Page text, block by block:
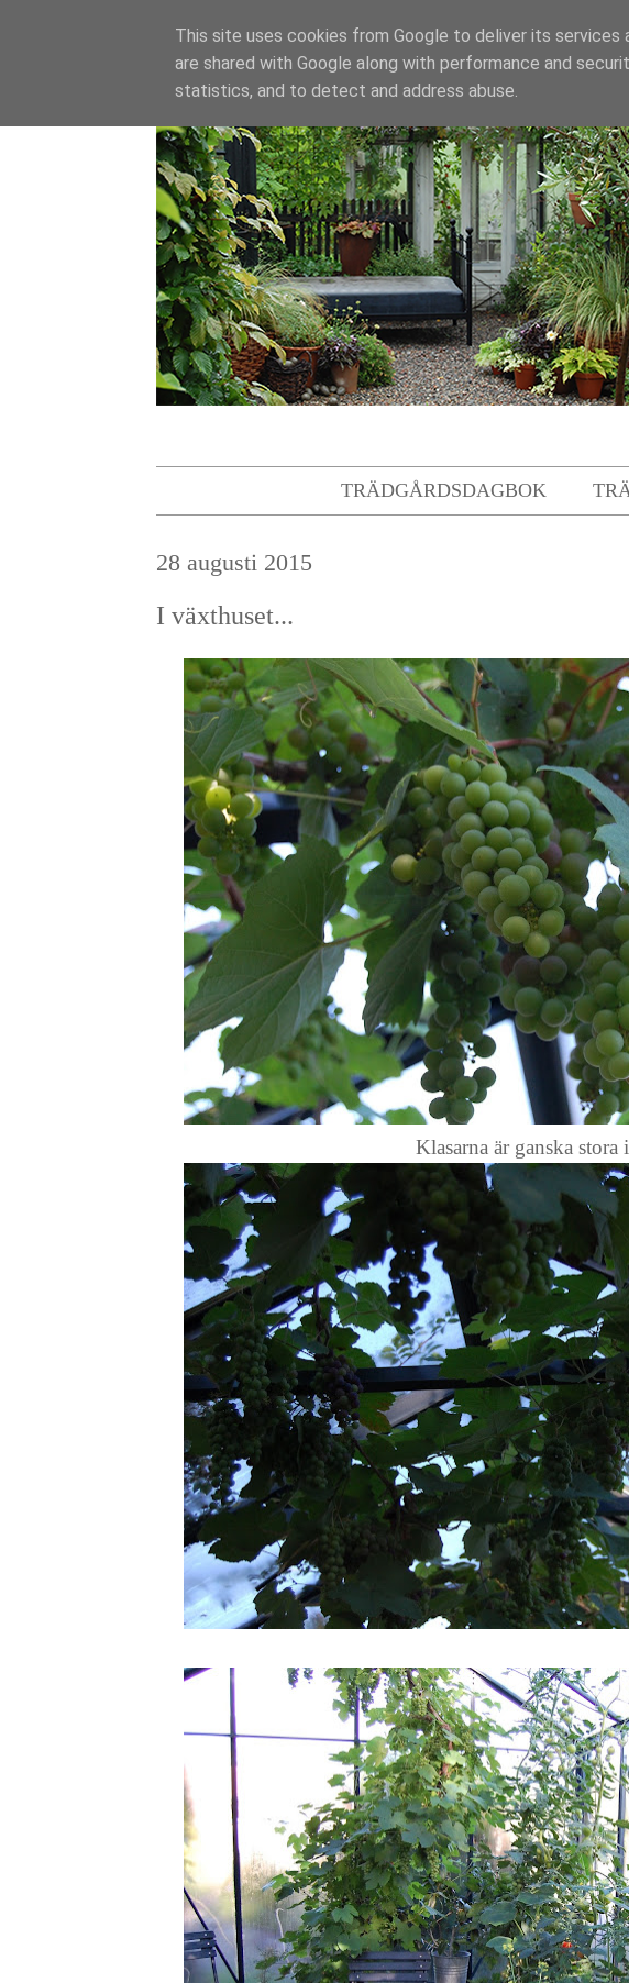
TRÄDGÅRDSDAGBOK
28 augusti 2015
I växthuset...
Klasarna är ganska stora
This site uses cookies from Google to deliver its services
are shared with Google along with performance and
statistics, and to detect and address abuse.